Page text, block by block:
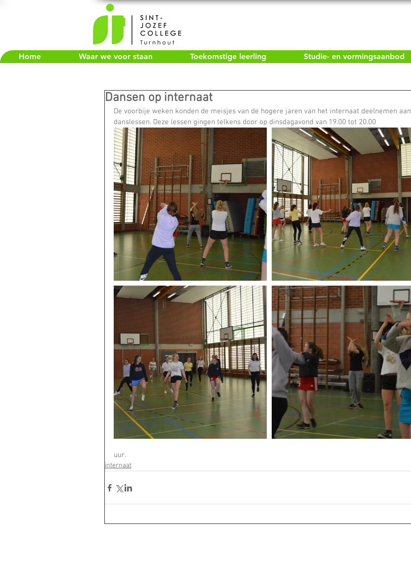
Home Waar we voor staan Toekomstige leerling Studie- en vormingsaanbod
Dansen op internaat
De voorbije weken konden de meisjes van de hogere jaren van het internaat deelnemen aan
danslessen. Deze lessen gingen telkens door op dinsdagavond van 19.00 tot 20.00
uur.
internaat